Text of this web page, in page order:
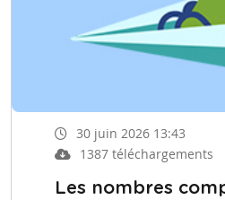
30 juin 2026 13:43
1387 téléchargements
Les nombres